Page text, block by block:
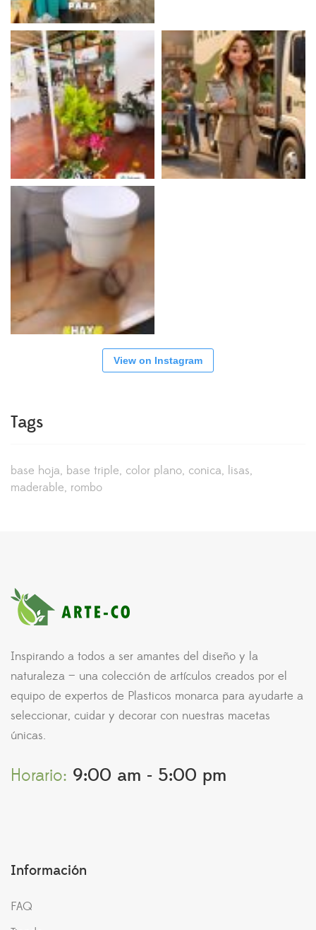
View on Instagram
Tags
base hoja base triple color plano conica lisas
maderable rombo
Inspirando a todos a ser amantes del diseño y la
naturaleza — una colección de artículos creados por el
equipo de expertos de Plasticos monarca para ayudarte a
seleccionar, cuidar y decorar con nuestras macetas
únicas.
Horario: 9:00 am - 5:00 pm
Información
FAQ